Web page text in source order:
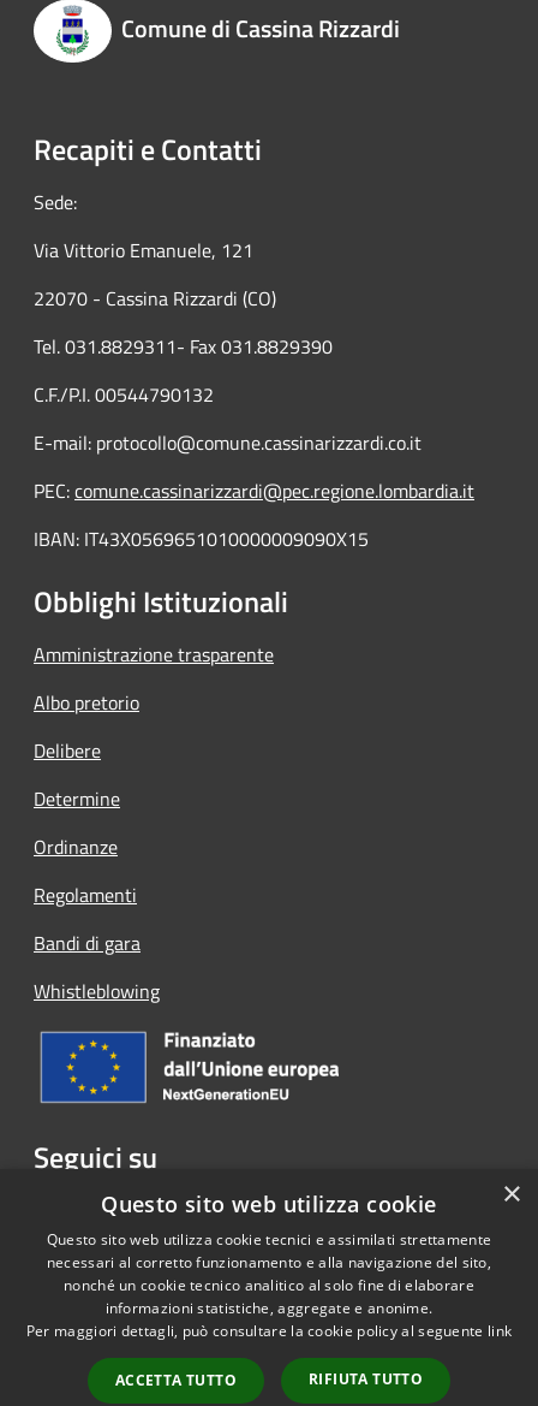
Comune di Cassina Rizzardi
Recapiti e Contatti
Sede:
Via Vittorio Emanuele, 121
22070 - Cassina Rizzardi (CO)
Tel. 031.8829311- Fax 031.8829390
C.F./P.I. 00544790132
E-mail: protocollo@comune.cassinarizzardi.co.it
PEC:comune.cassinarizzardi@pec.regione.lombardia.it
IBAN: IT43X0569651010000009090X15
Obblighi Istituzionali
Amministrazione trasparente
Albo pretorio
Delibere
Determine
Ordinanze
Regolamenti
Bandi di gara
Whistleblowing
Seguici su
Facebook
Accessibilità
Copyright © 2026 • Comune di
Cassina Rizzardi • Powered by
Municipium•
Accesso
×
Questo sito web utilizza cookie
Questo sito web utilizza cookie tecnici e assimilati strettamente
necessari al corretto funzionamento e alla navigazione del sito,
nonché un cookie tecnico analitico al solo fine di elaborare
informazioni statistiche, aggregate e anonime.
Per maggiori dettagli, può consultare la cookie policy al seguente link
ACCETTA TUTTO RIFIUTA TUTTO